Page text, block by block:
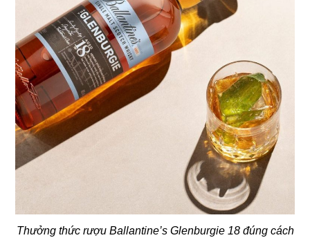
Thưởng thức rượu Ballantine’s Glenburgie 18 đúng cách